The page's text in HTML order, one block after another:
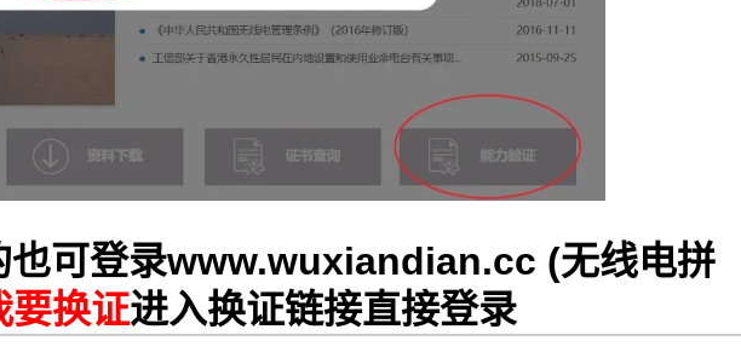
也可登录www.wuxiandian.cc (无线电拼
要换证进入换证链接直接登录